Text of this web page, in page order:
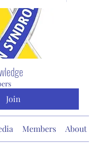
Join
Members About